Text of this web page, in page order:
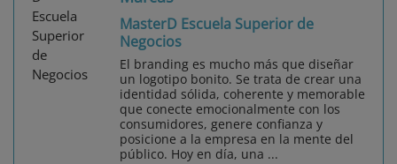
MasterD Escuela Superior de
Negocios
El branding es mucho más que diseñar
un logotipo bonito. Se trata de crear una
identidad sólida, coherente y memorable
que conecte emocionalmente con los
consumidores, genere confianza y
posicione a la empresa en la mente del
público. Hoy en día, una ...